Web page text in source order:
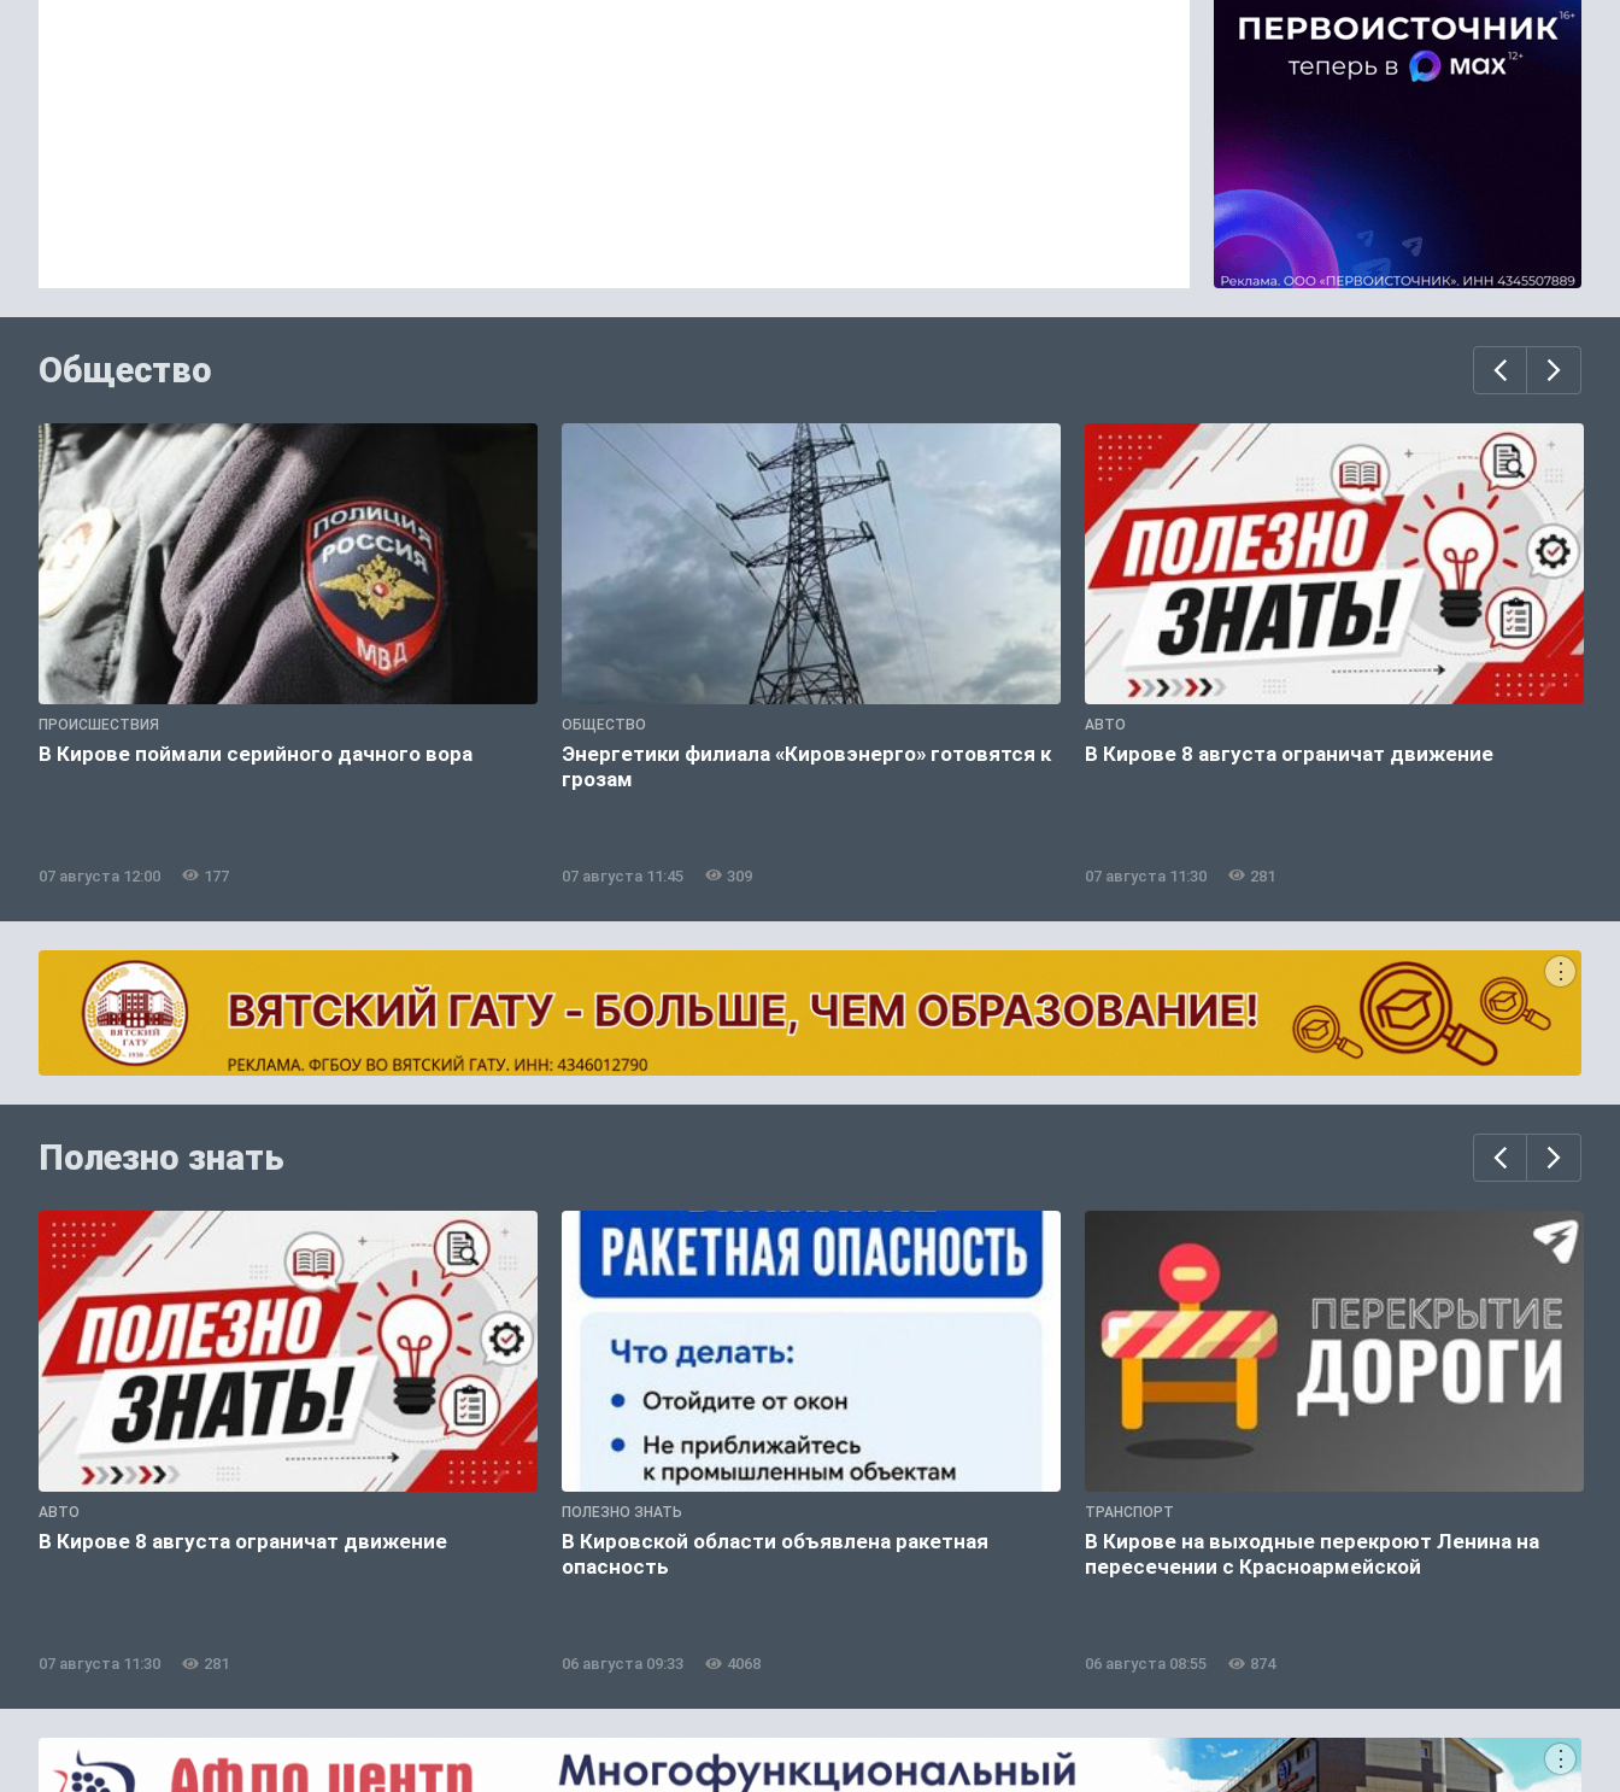
Общество
ПРОИСШЕСТВИЯ
В Кирове поймали серийного дачного вора
07 августа 12:00 177
ОБЩЕСТВО
Энергетики филиала «Кировэнерго» готовятся к
грозам
07 августа 11:45 309
АВТО
В Кирове 8 августа ограничат движение
07 августа 11:30 281
Полезно знать
АВТО
В Кирове 8 августа ограничат движение
07 августа 11:30 281
ПОЛЕЗНО ЗНАТЬ
В Кировской области объявлена ракетная
опасность
06 августа 09:33 4068
ТРАНСПОРТ
В Кирове на выходные перекроют Ленина на
пересечении с Красноармейской
06 августа 08:55 874